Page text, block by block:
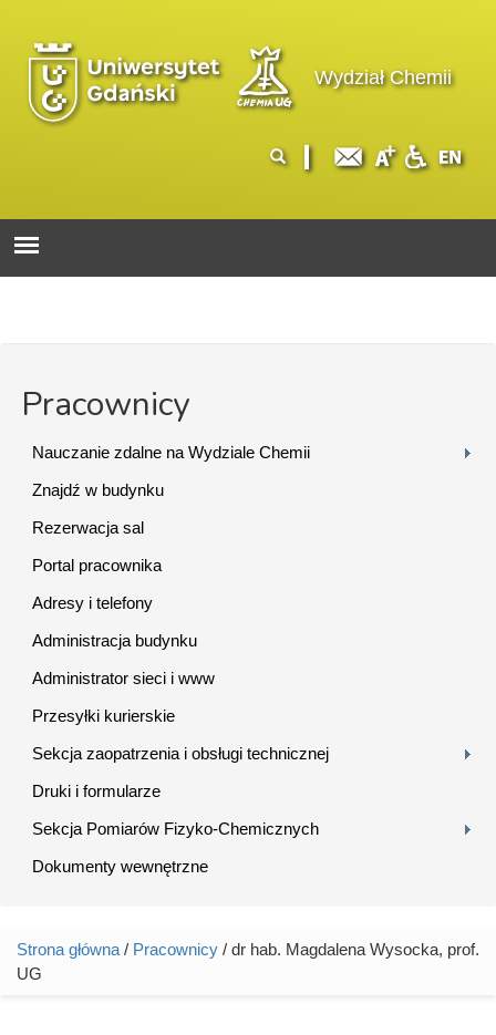
Wydział Chemii
wyszukiwania
Pracownicy
Nauczanie zdalne na Wydziale Chemii
Znajdź w budynku
Rezerwacja sal
Portal pracownika
Adresy i telefony
Administracja budynku
Administrator sieci i www
Przesyłki kurierskie
Sekcja zaopatrzenia i obsługi technicznej
Druki i formularze
Sekcja Pomiarów Fizyko-Chemicznych
Dokumenty wewnętrzne
Jesteś tutaj
Strona główna / Pracownicy / dr hab. Magdalena Wysocka, prof.
UG